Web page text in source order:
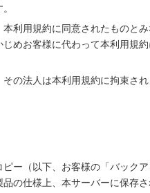
利用規約に同意されたものと
めお客様に代わって本利用規
の法人は本利用規約に拘束され
ー（以下、お客様の「バック
の仕様上、本サーバーに保存